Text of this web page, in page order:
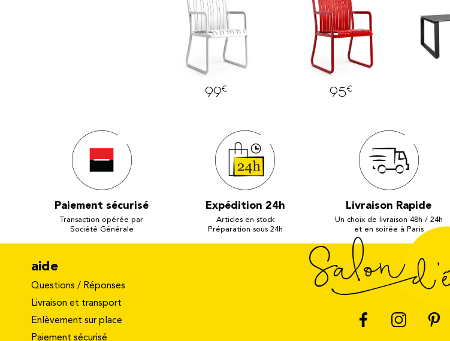
99€ 95€
Paiement sécurisé
Transaction opérée par
Société Générale
Expédition 24h
Articles en stock
Préparation sous 24h
Livraison Rapide
Un choix de livraison 48h / 24h
et en soirée à Paris
aide
Questions / Réponses
Livraison et transport
Enlèvement sur place
Paiement sécurisé